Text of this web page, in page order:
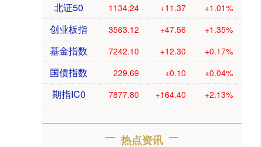
北证50 1134.24 +11.37 +1.01%
创业板指 3563.12 +47.56 +1.35%
基金指数 7242.10 +12.30 +0.17%
国债指数 229.69 +0.10 +0.04%
期指IC0 7877.80 +164.40 +2.13%
热点资讯